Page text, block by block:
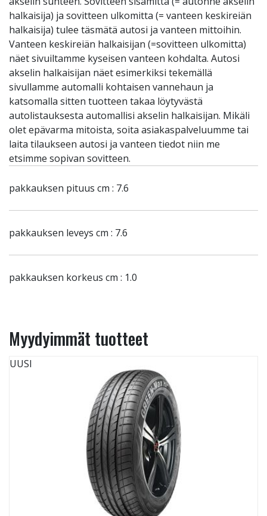
halkaisija) ja sovitteen ulkomitta (= vanteen keskireiän
halkaisija) tulee täsmätä autosi ja vanteen mittoihin.
Vanteen keskireiän halkaisijan (=sovitteen ulkomitta)
näet sivuiltamme kyseisen vanteen kohdalta. Autosi
akselin halkaisijan näet esimerkiksi tekemällä
sivullamme automalli kohtaisen vannehaun ja
katsomalla sitten tuotteen takaa löytyvästä
autolistauksesta automallisi akselin halkaisijan. Mikäli
olet epävarma mitoista, soita asiakaspalveluumme tai
laita tilaukseen autosi ja vanteen tiedot niin me
etsimme sopivan sovitteen.
pakkauksen pituus cm : 7.6
pakkauksen leveys cm : 7.6
pakkauksen korkeus cm : 1.0
Myydyimmät tuotteet
UUSI